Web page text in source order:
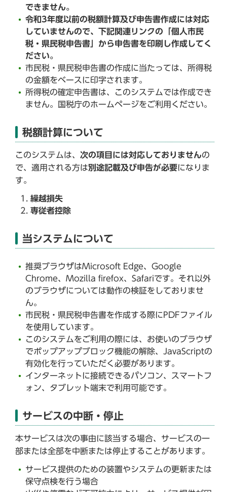
できません。
令和3年度以前の税額計算及び申告書作成には対応
していませんので、下記関連リンクの「個人市民
税・県民税申告書」から申告書を印刷し作成してく
ださい。
市民税・県民税申告書の作成に当たっては、所得税
の金額をベースに印字されます。
所得税の確定申告書は、このシステムでは作成でき
ません。国税庁のホームページをご利用ください。
税額計算について
このシステムは、 次の項目には対応しておりませんの
で、適用される方は別途記載及び申告が必要になりま
す。
繰越損失
専従者控除
当システムについて
推奨ブラウザはMicrosoft Edge、Google
Chrome、Mozilla firefox、Safariです。それ以外
のブラウザについては動作の検証をしておりませ
ん。
市民税・県民税申告書を作成する際にPDFファイル
を使用しています。
このシステムをご利用の際には、お使いのブラウザ
でポップアップブロック機能の解除、JavaScriptの
有効化を行っていただく必要があります。
インターネットに接続できるパソコン、スマートフ
ォン、タブレット端末で利用可能です。
サービスの中断・停止
本サービスは次の事由に該当する場合、サービスの一
部または全部を中断または停止することがあります。
サービス提供のための装置やシステムの更新または
保守点検を行う場合